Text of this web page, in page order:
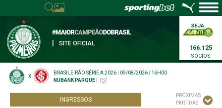
SITE OFICIAL
166.125
SÓCIOS
X
BRASILEIRÃO SÉRIE A 2026 09/08/2026
16H00
NUBANK PARQUE
INGRESSOS
PRÓXIMAS
PARTIDAS